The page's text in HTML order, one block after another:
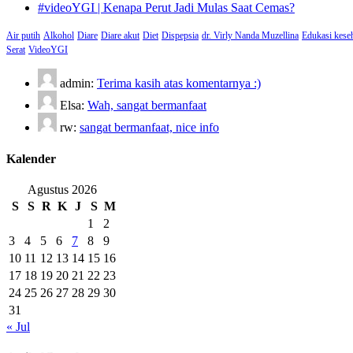
#videoYGI | Kenapa Perut Jadi Mulas Saat Cemas?
Air putih Alkohol Diare Diare akut Diet Dispepsia dr. Virly Nanda Muzellina Edukasi
Serat VideoYGI
admin: Terima kasih atas komentarnya :)
Elsa: Wah, sangat bermanfaat
rw: sangat bermanfaat, nice info
Kalender
Agustus 2026
S
S R K J S M
1
2
3
4 5 6 7 8
9
10 11 12 13 14 15 16
17 18 19 20 21 22 23
24 25 26 27 28 29 30
31
« Jul